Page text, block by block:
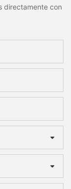
directamente con